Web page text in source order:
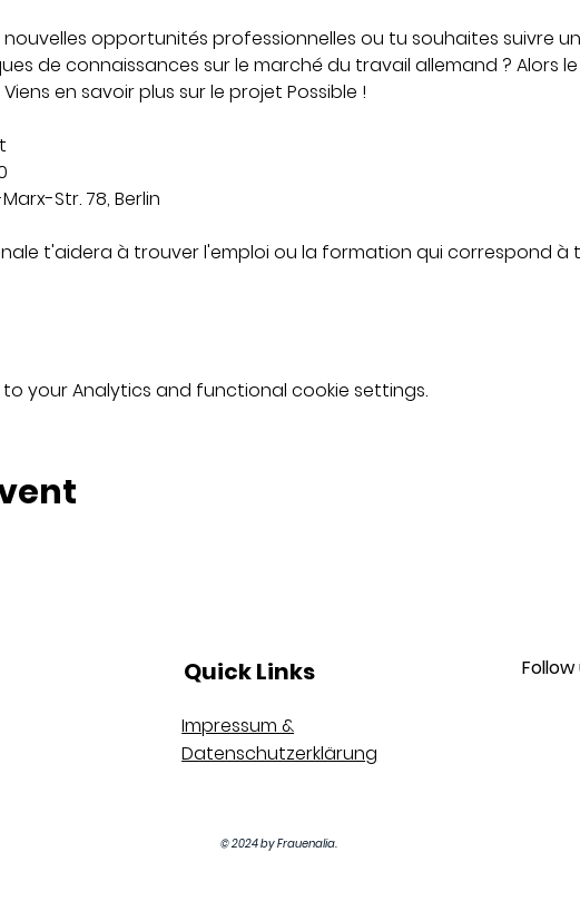
nouvelles opportunités professionnelles ou tu souhaites suivre
de connaissances sur le marché du travail allemand ? Alors
en savoir plus sur le projet Possible !
Str. 78, Berlin
t'aidera à trouver l'emploi ou la formation qui correspond à
your Analytics and functional cookie settings.
Quick Links
Impressum &
Datenschutzerklärung
Follow
© 2024 by Frauenalia.